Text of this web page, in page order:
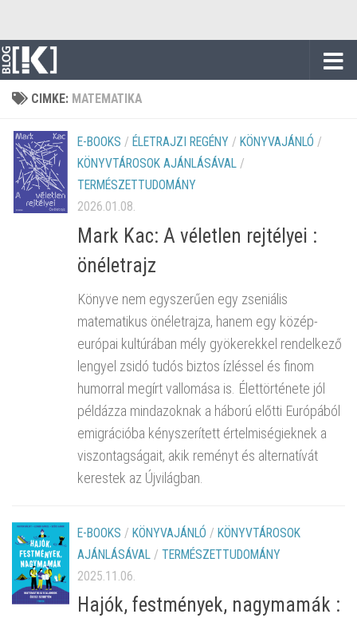
CIMKE: MATEMATIKA
E-BOOKS / ÉLETRAJZI REGÉNY / KÖNYVAJÁNLÓ /
KÖNYVTÁROSOK AJÁNLÁSÁVAL /
TERMÉSZETTUDOMÁNY
2026.01.08.
Mark Kac: A véletlen rejtélyei :
önéletrajz
Könyve nem egyszerűen egy zseniális
matematikus önéletrajza, hanem egy közép-
európai kultúrában mély gyökerekkel rendelkező
lengyel zsidó tudós biztos ízléssel és finom
humorral megírt vallomása is. Élettörténete jól
példázza mindazoknak a háború előtti Európából
emigrációba kényszerített értelmiségieknek a
viszontagságait, akik reményt és alternatívát
kerestek az Újvilágban.
E-BOOKS / KÖNYVAJÁNLÓ / KÖNYVTÁROSOK
AJÁNLÁSÁVAL / TERMÉSZETTUDOMÁNY
2025.11.06.
Hajók, festmények, nagymamák :